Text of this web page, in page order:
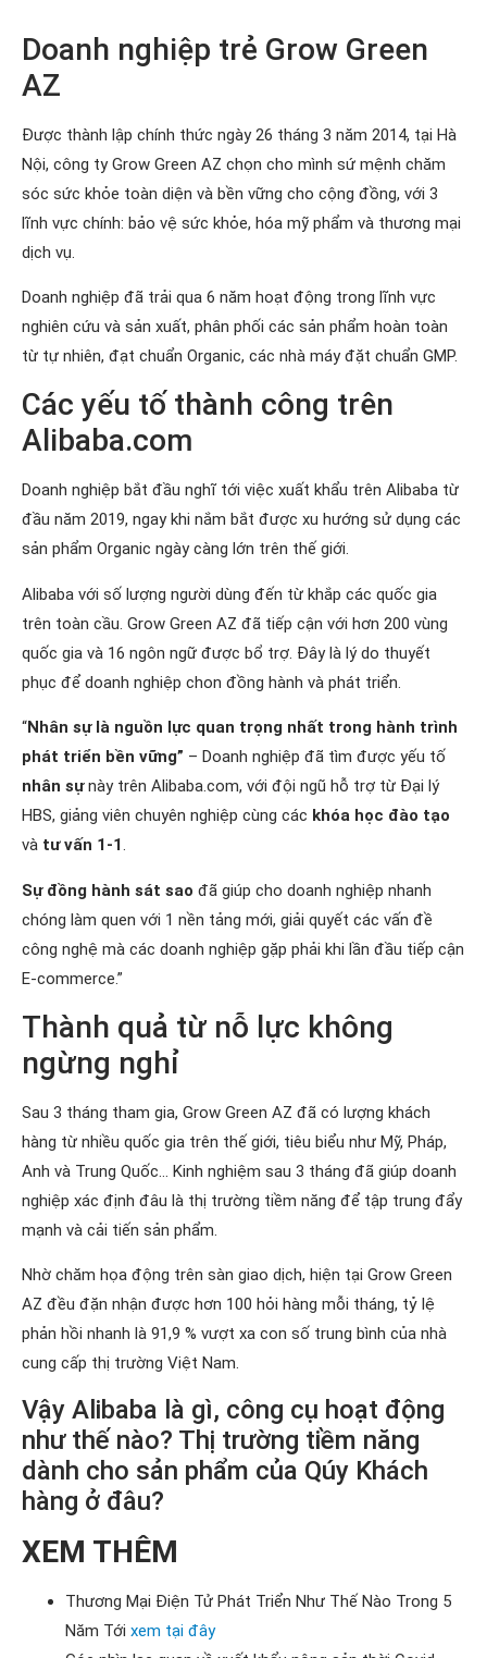
Doanh nghiệp trẻ Grow Green
AZ
Được thành lập chính thức ngày 26 tháng 3 năm 2014, tại Hà
Nội, công ty Grow Green AZ chọn cho mình sứ mệnh chăm
sóc sức khỏe toàn diện và bền vững cho cộng đồng, với 3
lĩnh vực chính: bảo vệ sức khỏe, hóa mỹ phẩm và thương mại
dịch vụ.
Doanh nghiệp đã trải qua 6 năm hoạt động trong lĩnh vực
nghiên cứu và sản xuất, phân phối các sản phẩm hoàn toàn
từ tự nhiên, đạt chuẩn Organic, các nhà máy đặt chuẩn GMP.
Các yếu tố thành công trên
Alibaba.com
Doanh nghiệp bắt đầu nghĩ tới việc xuất khẩu trên Alibaba từ
đầu năm 2019, ngay khi nắm bắt được xu hướng sử dụng các
sản phẩm Organic ngày càng lớn trên thế giới.
Alibaba với số lượng người dùng đến từ khắp các quốc gia
trên toàn cầu. Grow Green AZ đã tiếp cận với hơn 200 vùng
quốc gia và 16 ngôn ngữ được bổ trợ. Đây là lý do thuyết
phục để doanh nghiệp chon đồng hành và phát triển.
“Nhân sự là nguồn lực quan trọng nhất trong hành trình
phát triển bền vững” – Doanh nghiệp đã tìm được yếu tố
nhân sựnày trên Alibaba.com, với đội ngũ hỗ trợ từ Đại lý
HBS, giảng viên chuyên nghiệp cùng các khóa học đào tạo
và tư vấn 1-1.
Sự đồng hành sát sao đã giúp cho doanh nghiệp nhanh
chóng làm quen với 1 nền tảng mới, giải quyết các vấn đề
công nghệ mà các doanh nghiệp gặp phải khi lần đầu tiếp cận
E-commerce.”
Thành quả từ nỗ lực không
ngừng nghỉ
Sau 3 tháng tham gia, Grow Green AZ đã có lượng khách
hàng từ nhiều quốc gia trên thế giới, tiêu biểu như Mỹ, Pháp,
Anh và Trung Quốc… Kinh nghiệm sau 3 tháng đã giúp doanh
nghiệp xác định đâu là thị trường tiềm năng để tập trung đẩy
mạnh và cải tiến sản phẩm.
Nhờ chăm họa động trên sàn giao dịch, hiện tại Grow Green
AZ đều đặn nhận được hơn 100 hỏi hàng mỗi tháng, tỷ lệ
phản hồi nhanh là 91,9 % vượt xa con số trung bình của nhà
cung cấp thị trường Việt Nam.
Vậy Alibaba là gì, công cụ hoạt động
như thế nào? Thị trường tiềm năng
dành cho sản phẩm của Qúy Khách
hàng ở đâu?
XEM THÊM
Thương Mại Điện Tử Phát Triển Như Thế Nào Trong 5
Năm Tới xem tại đây